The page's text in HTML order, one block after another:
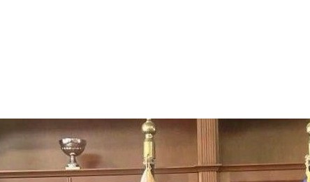
Μείνετε Συνδεδεμένοι
Ενημερωθείτε Πρώτοι για τα Τελευταία Νέα
για τις δράσεις του Βουλευτή μας!